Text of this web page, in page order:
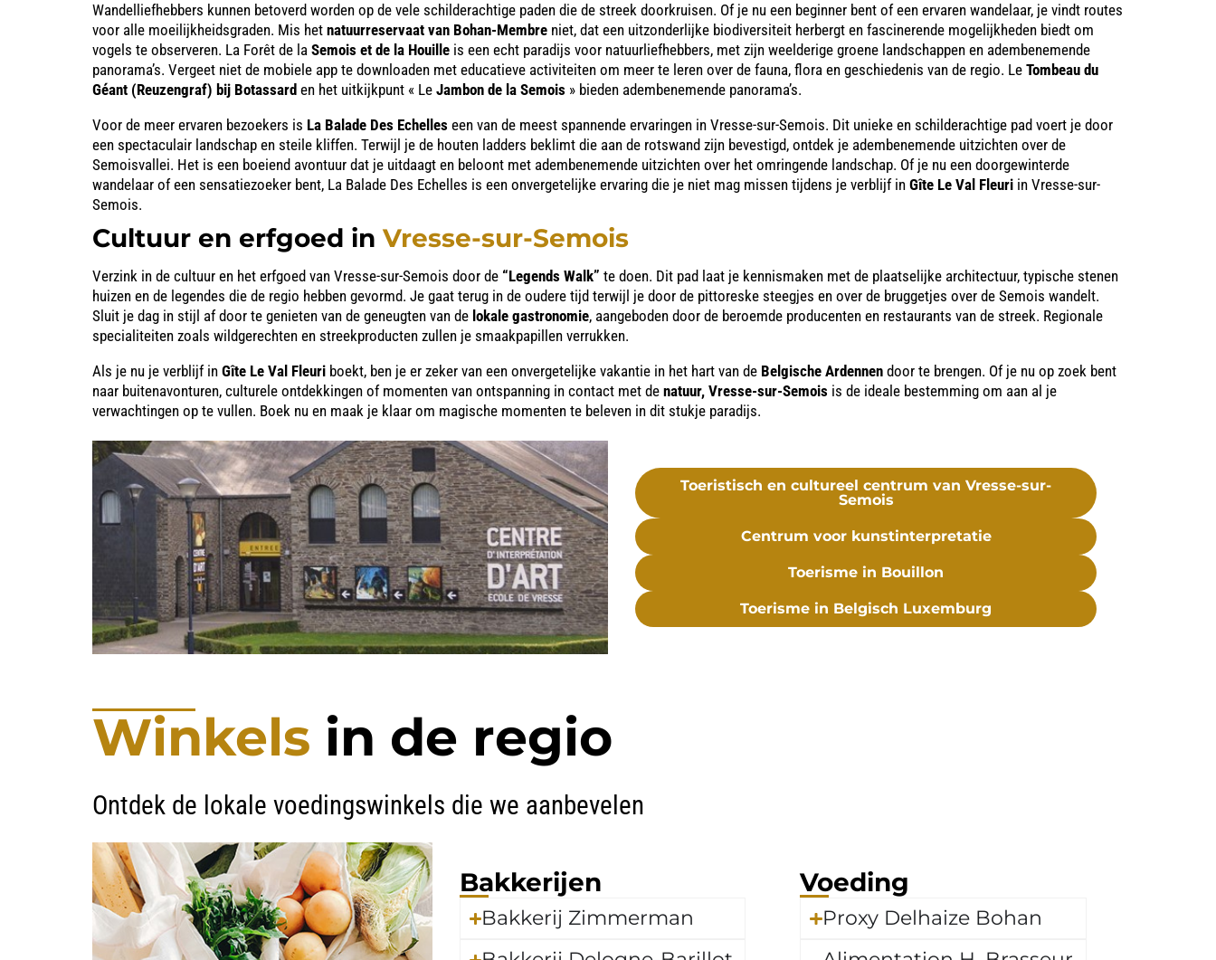
Wandelliefhebbers kunnen betoverd worden op de vele schilderachtige paden die de streek doorkruisen. Of je nu een beginner bent of een ervaren wandelaar, je vindt routes
voor alle moeilijkheidsgraden. Mis het natuurreservaat van Bohan-Membre niet, dat een uitzonderlijke biodiversiteit herbergt en fascinerende mogelijkheden biedt om
vogels te observeren. La Forêt de la Semois et de la Houille is een echt paradijs voor natuurliefhebbers, met zijn weelderige groene landschappen en adembenemende
panorama’s. Vergeet niet de mobiele app te downloaden met educatieve activiteiten om meer te leren over de fauna, flora en geschiedenis van de regio. Le Tombeau du
Géant (Reuzengraf) bij Botassard en het uitkijkpunt « Le Jambon de la Semois » bieden adembenemende panorama’s.
Voor de meer ervaren bezoekers is La Balade Des Echelles een van de meest spannende ervaringen in Vresse-sur-Semois. Dit unieke en schilderachtige pad voert je door
een spectaculair landschap en steile kliffen. Terwijl je de houten ladders beklimt die aan de rotswand zijn bevestigd, ontdek je adembenemende uitzichten over de
Semoisvallei. Het is een boeiend avontuur dat je uitdaagt en beloont met adembenemende uitzichten over het omringende landschap. Of je nu een doorgewinterde
wandelaar of een sensatiezoeker bent, La Balade Des Echelles is een onvergetelijke ervaring die je niet mag missen tijdens je verblijf in Gîte Le Val Fleuri in Vresse-sur-
Semois.
Cultuur en erfgoed in Vresse-sur-Semois
Verzink in de cultuur en het erfgoed van Vresse-sur-Semois door de “Legends Walk” te doen. Dit pad laat je kennismaken met de plaatselijke architectuur, typische stenen
huizen en de legendes die de regio hebben gevormd. Je gaat terug in de oudere tijd terwijl je door de pittoreske steegjes en over de bruggetjes over de Semois wandelt.
Sluit je dag in stijl af door te genieten van de geneugten van de lokale gastronomie, aangeboden door de beroemde producenten en restaurants van de streek. Regionale
specialiteiten zoals wildgerechten en streekproducten zullen je smaakpapillen verrukken.
Als je nu je verblijf in Gîte Le Val Fleuri boekt, ben je er zeker van een onvergetelijke vakantie in het hart van de Belgische Ardennen door te brengen. Of je nu op zoek bent
naar buitenavonturen, culturele ontdekkingen of momenten van ontspanning in contact met de natuur, Vresse-sur-Semois is de ideale bestemming om aan al je
verwachtingen op te vullen. Boek nu en maak je klaar om magische momenten te beleven in dit stukje paradijs.
Toeristisch en cultureel centrum van Vresse-sur-
Semois
Centrum voor kunstinterpretatie
Toerisme in Bouillon
Toerisme in Belgisch Luxemburg
Winkels in de regio
Ontdek de lokale voedingswinkels die we aanbevelen
Bakkerijen
Bakkerij Zimmerman
Voeding
Proxy Delhaize Bohan